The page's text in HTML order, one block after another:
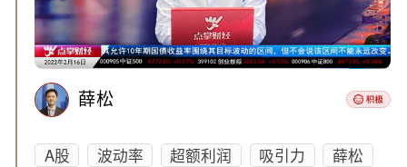
薛松
A股 波动率 超额利润 吸引力
薛松